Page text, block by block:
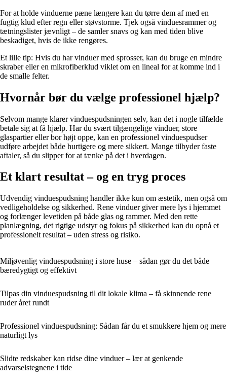
For at holde vinduerne pæne længere kan du tørre dem af med en
fugtig klud efter regn eller støvstorme. Tjek også vinduesrammer og
tætningslister jævnligt – de samler snavs og kan med tiden blive
beskadiget, hvis de ikke rengøres.
Et lille tip: Hvis du har vinduer med sprosser, kan du bruge en mindre
skraber eller en mikrofiberklud viklet om en lineal for at komme ind i
de smalle felter.
Hvornår bør du vælge professionel hjælp?
Selvom mange klarer vinduespudsningen selv, kan det i nogle tilfælde
betale sig at få hjælp. Har du svært tilgængelige vinduer, store
glaspartier eller bor højt oppe, kan en professionel vinduespudser
udføre arbejdet både hurtigere og mere sikkert. Mange tilbyder faste
aftaler, så du slipper for at tænke på det i hverdagen.
Et klart resultat – og en tryg proces
Udvendig vinduespudsning handler ikke kun om æstetik, men også om
vedligeholdelse og sikkerhed. Rene vinduer giver mere lys i hjemmet
og forlænger levetiden på både glas og rammer. Med den rette
planlægning, det rigtige udstyr og fokus på sikkerhed kan du opnå et
professionelt resultat – uden stress og risiko.
Miljøvenlig vinduespudsning i store huse – sådan gør du det både
bæredygtigt og effektivt
Tilpas din vinduespudsning til dit lokale klima – få skinnende rene
ruder året rundt
Professionel vinduespudsning: Sådan får du et smukkere hjem og mere
naturligt lys
Slidte redskaber kan ridse dine vinduer – lær at genkende
advarselstegnene i tide